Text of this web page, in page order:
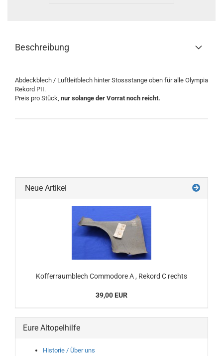
Beschreibung
Abdeckblech / Luftleitblech hinter Stossstange oben für alle Olympia
Rekord PII.
Preis pro Stück, nur solange der Vorrat noch reicht.
Neue Artikel
Kofferraumblech Commodore A , Rekord C rechts
39,00 EUR
Eure Altopelhilfe
Historie / Über uns